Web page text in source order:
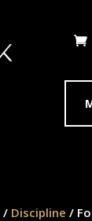
/ Discipline /